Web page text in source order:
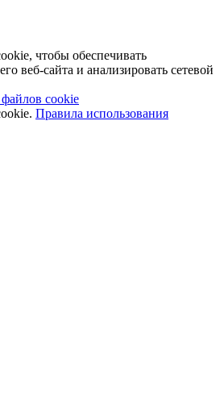
чтобы обеспечивать
веб-сайта и анализировать сетевой
cookie
Правила использования